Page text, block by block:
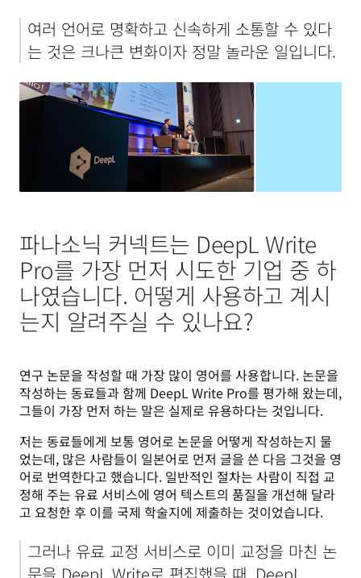
여러 언어로 명확하고 신속하게 소통할 수 있다
는 것은 크나큰 변화이자 정말 놀라운 일입니다.
파나소닉 커넥트는 DeepL Write
Pro를 가장 먼저 시도한 기업 중 하
나였습니다. 어떻게 사용하고 계시
는지 알려주실 수 있나요?
연구 논문을 작성할 때 가장 많이 영어를 사용합니다. 논문을
작성하는 동료들과 함께 DeepL Write Pro를 평가해 왔는데,
그들이 가장 먼저 하는 말은 실제로 유용하다는 것입니다.
저는 동료들에게 보통 영어로 논문을 어떻게 작성하는지 물
었는데, 많은 사람들이 일본어로 먼저 글을 쓴 다음 그것을 영
어로 번역한다고 했습니다. 일반적인 절차는 사람이 직접 교
정해 주는 유료 서비스에 영어 텍스트의 품질을 개선해 달라
고 요청한 후 이를 국제 학술지에 제출하는 것이었습니다.
그러나 유료 교정 서비스로 이미 교정을 마친 논